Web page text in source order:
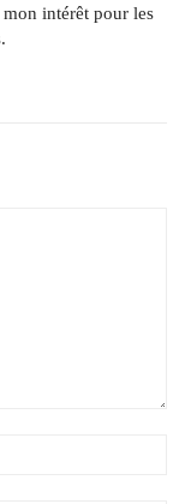
intérêt pour les